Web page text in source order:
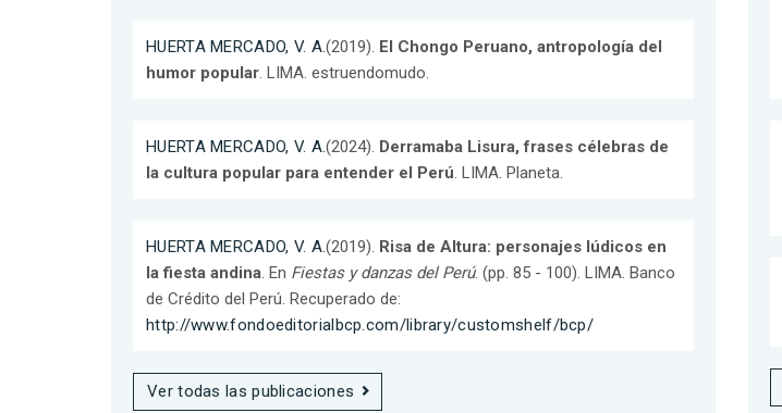
HUERTA MERCADO, V. A.(2019). El Chongo Peruano, antropología del
humor popular . LIMA. estruendomudo.
HUERTA MERCADO, V. A.(2024). Derramaba Lisura, frases célebras de
la cultura popular para entender el Perú . LIMA. Planeta.
HUERTA MERCADO, V. A.(2019). Risa de Altura: personajes lúdicos en
la fiesta andina . En Fiestas y danzas del Perú. (pp. 85 - 100). LIMA. Banco
de Crédito del Perú. Recuperado de:
http://www.fondoeditorialbcp.com/library/customshelf/bcp/
Ver todas las publicaciones